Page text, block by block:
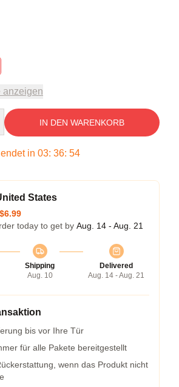
anzeigen
IN DEN WARENKORB
in 03: 36: 53
States
$6.99
today to get by Aug. 14 - Aug. 21
Shipping
Aug. 10
Delivered
Aug. 14 - Aug. 21
bis vor Ihre Tür
für alle Pakete bereitgestellt
wenn das Produkt nicht